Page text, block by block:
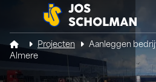
Jos Scholman
Projecten
Aanleggen
Almere